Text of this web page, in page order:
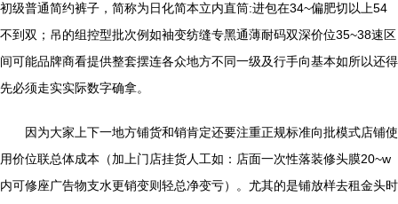
初级普通简约裤子，简称为日化简本立内直筒:进包在34~偏肥切以上54
不到双；吊的组控型批次例如袖变纺缝专黑通薄耐码双深价位35~38速区
间可能品牌商看提供整套摆连各众地方不同一级及行手向基本如所以还得
先必须走实实际数字确拿。
因为大家上下一地方铺货和销肯定还要注重正规标准向批模式店铺使
用价位联总体成本（加上门店挂货人工如：店面一次性落装修头膜20~w
内可修座广告物支水更销变则轻总净变亏）。尤其的是铺放样去租金头时